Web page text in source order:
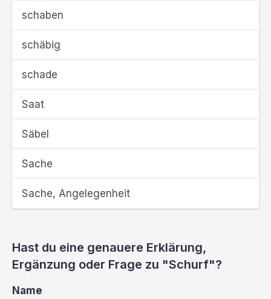
schaben
schäbig
schade
Saat
Säbel
Sache
Sache, Angelegenheit
Hast du eine genauere Erklärung,
Ergänzung oder Frage zu "Schurf"?
Name